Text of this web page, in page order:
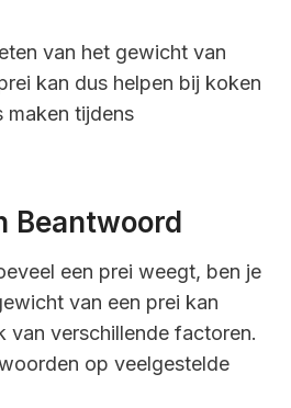
van het gewicht van
kan dus helpen bij koken
maken tijdens
Beantwoord
een prei weegt, ben je
van een prei kan
van verschillende factoren.
op veelgestelde